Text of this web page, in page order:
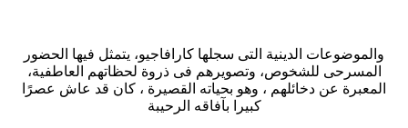
والموضوعات الدينية التى سجلها كارافاجيو، يتمثل فيها الحضور
المسرحى للشخوص، وتصويرهم فى ذروة لحظاتهم العاطفية،
المعبرة عن دخائلهم ، وهو بحياته القصيرة ، كان قد عاش عصرًا
كبيرا بآفاقه الرحيبة